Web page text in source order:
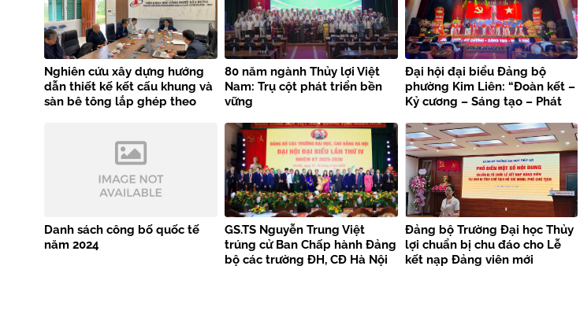
Nghiên cứu xây dựng hướng
dẫn thiết kế kết cấu khung và
sàn bê tông lắp ghép theo
80 năm ngành Thủy lợi Việt
Nam: Trụ cột phát triển bền
vững
Đại hội đại biểu Đảng bộ
phường Kim Liên: “Đoàn kết –
Kỷ cương – Sáng tạo – Phát
Danh sách công bố quốc tế
năm 2024
GS.TS Nguyễn Trung Việt
trúng cử Ban Chấp hành Đảng
bộ các trường ĐH, CĐ Hà Nội
Đảng bộ Trường Đại học Thủy
lợi chuẩn bị chu đáo cho Lễ
kết nạp Đảng viên mới